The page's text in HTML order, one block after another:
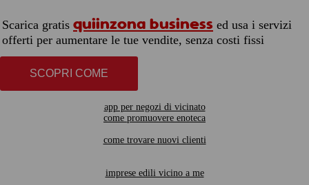
Scarica gratis quiinzona business ed usa i servizi
offerti per aumentare le tue vendite, senza costi fissi
SCOPRI COME
app per negozi di vicinato
come promuovere enoteca
come trovare nuovi clienti
imprese edili vicino a me